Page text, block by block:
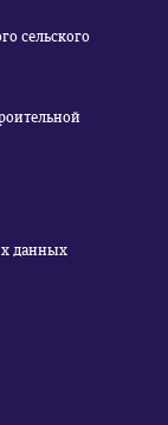
сельского
данных